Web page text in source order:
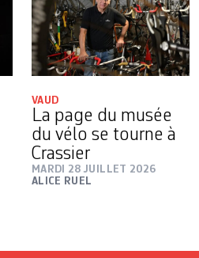
VAUD
La page du musée
du vélo se tourne à
Crassier
MARDI 28 JUILLET 2026
ALICE RUEL